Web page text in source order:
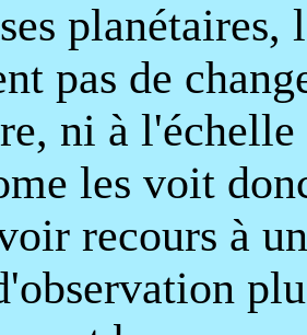
pas de
ni à
les voit
recours à